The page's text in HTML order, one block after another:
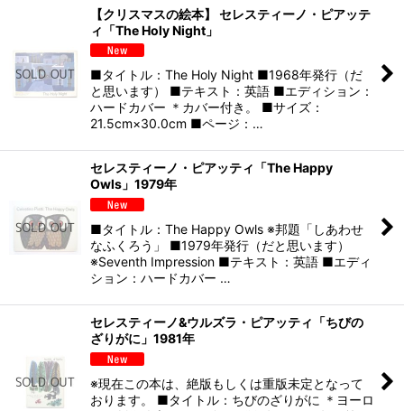
【クリスマスの絵本】 セレスティーノ・ピアッテ
ィ「The Holy Night」
■タイトル：The Holy Night ■1968年発行（だ
と思います） ■テキスト：英語 ■エディション：
ハードカバー ＊カバー付き。 ■サイズ：
21.5cm×30.0cm ■ページ：…
セレスティーノ・ピアッティ「The Happy
Owls」1979年
■タイトル：The Happy Owls ※邦題「しあわせ
なふくろう」 ■1979年発行（だと思います）
※Seventh Impression ■テキスト：英語 ■エディ
ション：ハードカバー …
セレスティーノ&ウルズラ・ピアッティ「ちびの
ざりがに」1981年
※現在この本は、絶版もしくは重版未定となって
おります。 ■タイトル：ちびのざりがに ＊ヨーロ